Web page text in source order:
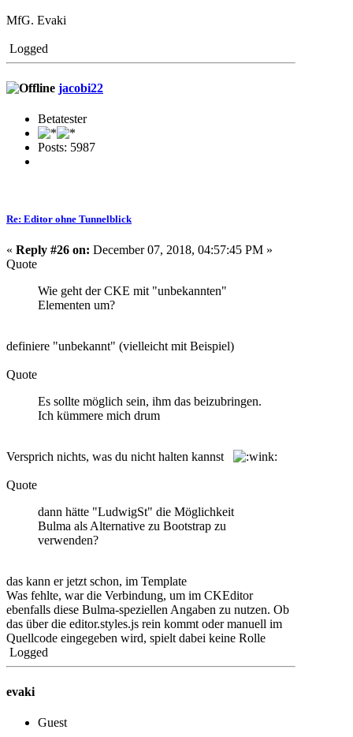
MfG. Evaki
Logged
jacobi22
Betatester
Posts: 5987
Re: Editor ohne Tunnelblick
« Reply #26 on: December 07, 2018, 04:57:45 PM »
Quote
Wie geht der CKE mit "unbekannten"
Elementen um?
definiere "unbekannt" (vielleicht mit Beispiel)
Quote
Es sollte möglich sein, ihm das beizubringen.
Ich kümmere mich drum
Versprich nichts, was du nicht halten kannst
Quote
dann hätte "LudwigSt" die Möglichkeit
Bulma als Alternative zu Bootstrap zu
verwenden?
das kann er jetzt schon, im Template
Was fehlte, war die Verbindung, um im CKEditor
ebenfalls diese Bulma-speziellen Angaben zu nutzen. Ob
das über die editor.styles.js rein kommt oder manuell im
Quellcode eingegeben wird, spielt dabei keine Rolle
Logged
evaki
Guest